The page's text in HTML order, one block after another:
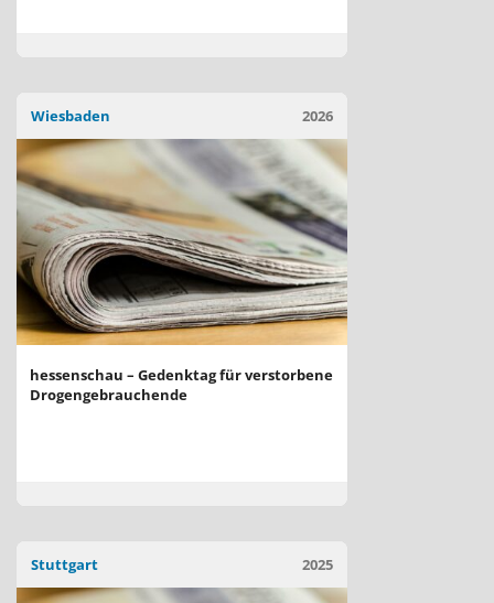
2026
Wiesbaden
hessenschau – Gedenktag für verstorbene
Drogengebrauchende
2025
Stuttgart